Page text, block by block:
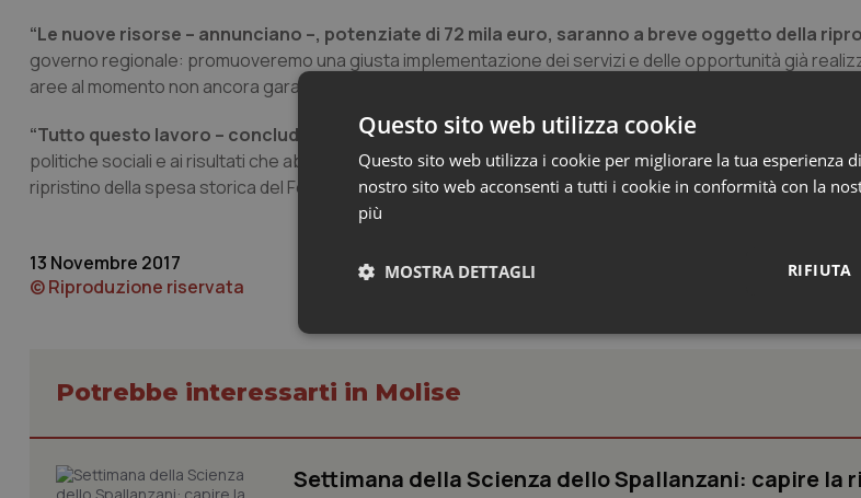
“Le nuove risorse – annunciano –, potenziate di 72 mila euro, saranno a breve oggetto della
governo regionale: promuoveremo una giusta implementazione dei servizi e delle opportunità già
aree al momento non ancora garantite”.
“Tutto questo lavoro – concludono il presidente della Regione e il vicepresidente – si inserisce
politiche sociali e ai risultati che abbiamo ottenuto con l’incremento cospicuo del Fondo nazionale per
ripristino della spesa storica del Fondo nazionale per le politiche sociali per l’anno 2017”.
13 Novembre 2017
© Riproduzione riservata
Potrebbe interessarti in Molise
Settimana della Scienza dello Spallanzani: capire la
Questo sito web utilizza cookie
Questo sito web utilizza i cookie per migliorare la tua esperienza
nostro sito web acconsenti a tutti i cookie in conformità con la
più
RIFIUTA
MOSTRA DETTAGLI
Necessari Statistici
Necessari Statistici Marketing